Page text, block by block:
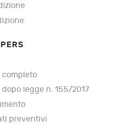
completo
legge n. 155/2017
preventivi